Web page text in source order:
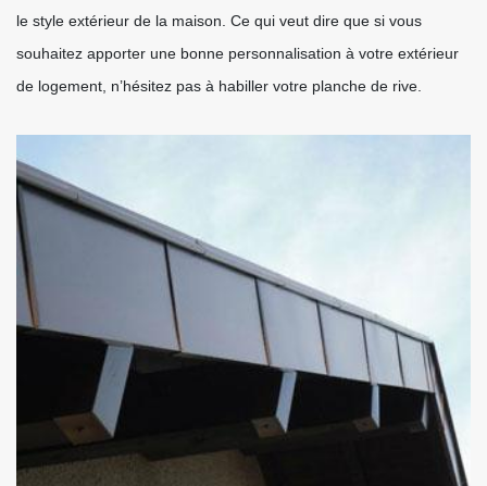
le style extérieur de la maison. Ce qui veut dire que si vous
souhaitez apporter une bonne personnalisation à votre extérieur
de logement, n’hésitez pas à habiller votre planche de rive.